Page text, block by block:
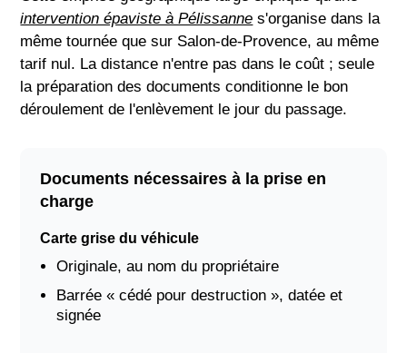
intervention épaviste à Pélissanne s'organise dans la
même tournée que sur Salon-de-Provence, au même
tarif nul. La distance n'entre pas dans le coût ; seule
la préparation des documents conditionne le bon
déroulement de l'enlèvement le jour du passage.
Documents nécessaires à la prise en
charge
Carte grise du véhicule
Originale, au nom du propriétaire
Barrée « cédé pour destruction », datée et
signée